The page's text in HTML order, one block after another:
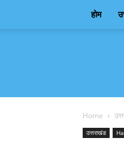
होम
Home
उत्तराखंड